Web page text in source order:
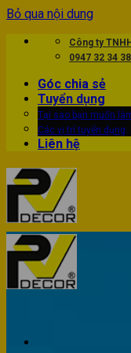
Bỏ qua nội dung
Công ty
0947 32 34 38
Góc chia sẻ
Tuyển dụng
Tại sao bạn muốn
Các vị trí tuyển dụng
Liên hệ